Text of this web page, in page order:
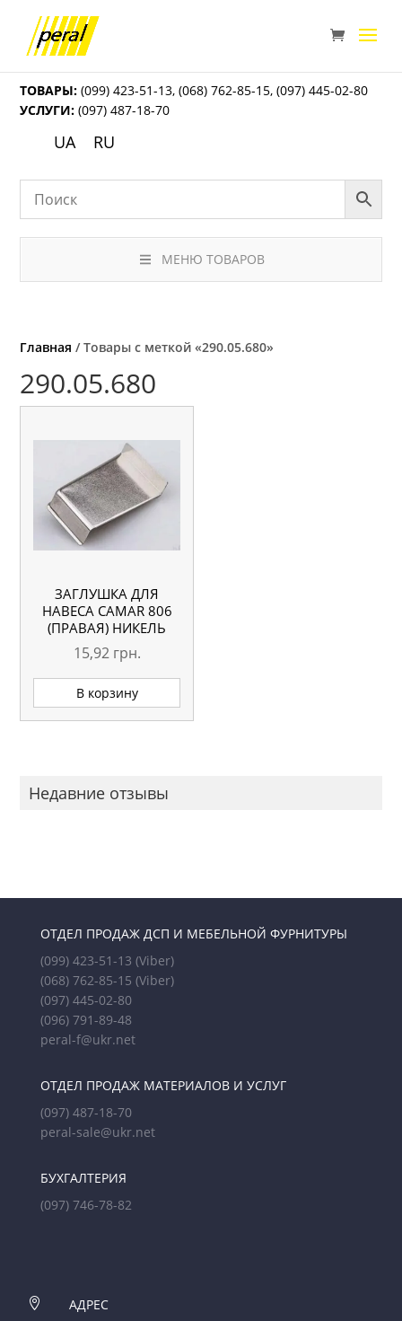
ТОВАРЫ: (099) 423-51-13,(068) 762-85-15,(097) 445-02-80
УСЛУГИ: (097) 487-18-70
UA RU
МЕНЮ ТОВАРОВ
Главная / Товары с меткой «290.05.680»
290.05.680
ЗАГЛУШКА ДЛЯ
НАВЕСА CAMAR 806
(ПРАВАЯ) НИКЕЛЬ
15,92 грн.
В корзину
Недавние отзывы
ОТДЕЛ ПРОДАЖ ДСП И МЕБЕЛЬНОЙ ФУРНИТУРЫ
(099) 423-51-13 (Viber)
(068) 762-85-15 (Viber)
(097) 445-02-80
(096) 791-89-48
peral-f@ukr.net
ОТДЕЛ ПРОДАЖ МАТЕРИАЛОВ И УСЛУГ
(097) 487-18-70
peral-sale@ukr.net
БУХГАЛТЕРИЯ
(097) 746-78-82

АДРЕС